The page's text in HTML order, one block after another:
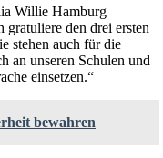
Willie Hamburg
den drei ersten
stehen auch für die
an unseren Schulen und
einsetzen.“
bewahren